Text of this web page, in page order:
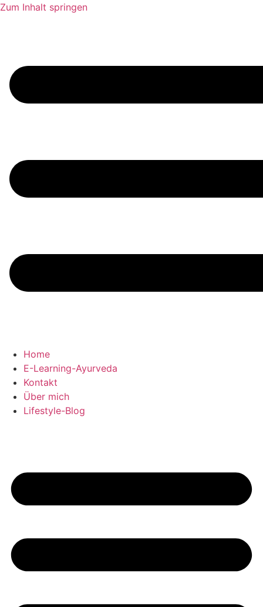
Zum Inhalt springen
Home
E-Learning-Ayurveda
Kontakt
Über mich
Lifestyle-Blog